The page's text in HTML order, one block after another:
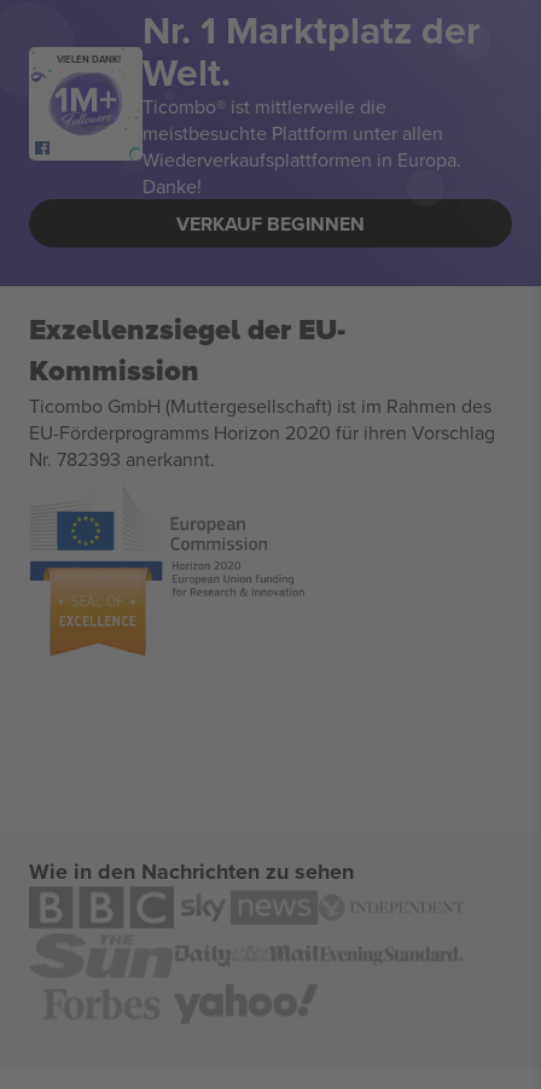
VIELEN DANK!
Nr. 1 Marktplatz der
Welt.
Ticombo® ist mittlerweile die
meistbesuchte Plattform unter allen
Wiederverkaufsplattformen in Europa.
Danke!
VERKAUF BEGINNEN
Exzellenzsiegel der EU-
Kommission
Ticombo GmbH (Muttergesellschaft) ist im Rahmen des
EU-Förderprogramms Horizon 2020 für ihren Vorschlag
Nr. 782393 anerkannt.
Wie in den Nachrichten zu sehen